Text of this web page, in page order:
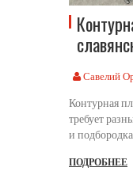
Савелий
Контурная
требует
и
ПОДРОБНЕЕ